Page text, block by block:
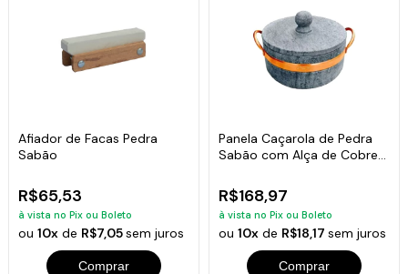
Afiador de Facas Pedra
Sabão
R$65,53
à vista no Pix ou Boleto
ou10x de R$7,05sem juros
Comprar
Panela Caçarola de Pedra
Sabão com Alça de Cobre
R$168,97
à vista no Pix ou Boleto
ou 10xde R$18,17 sem juros
Comprar